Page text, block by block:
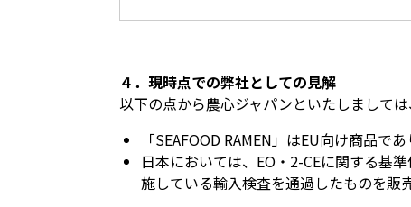
４．現時点での弊社としての見解
以下の点から農心ジャパンといたしまして
「SEAFOOD RAMEN」はEU向け商品で
日本においては、EO・2-CEに関する基
施している輸入検査を通過したものを販